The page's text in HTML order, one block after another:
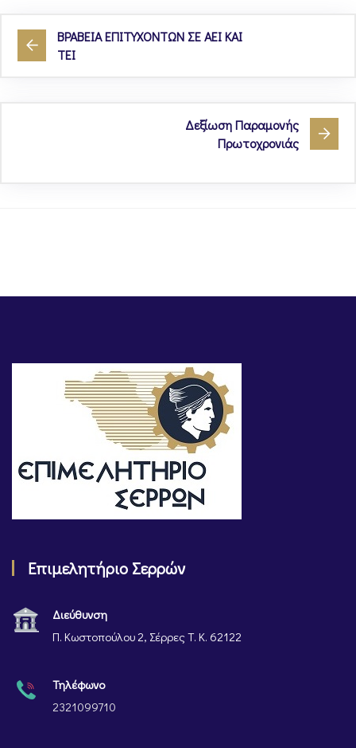
ΒΡΑΒΕΙΑ ΕΠΙΤΥΧΟΝΤΩΝ ΣΕ ΑΕΙ ΚΑΙ
ΤΕΙ
Δεξίωση Παραμονής
Πρωτοχρονιάς
Επιμελητήριο Σερρών
Διεύθυνση
Π. Κωστοπούλου 2, Σέρρες Τ. Κ. 62122
Τηλέφωνο
2321099710